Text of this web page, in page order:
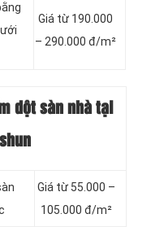
Giá từ 190.000
– 290.000 đ/m²
dột sàn nhà tại
Giá từ 55.000 –
105.000 đ/m²